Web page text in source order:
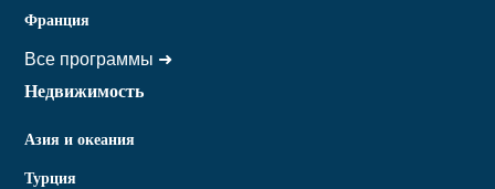
Франция
Все программы ➜
Недвижимость
Азия и океания
Турция